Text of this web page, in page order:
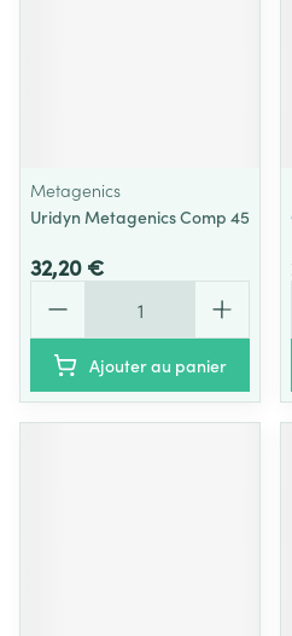
Metagenics
Uridyn Metagenics Comp 45
32,20 €
Ajouter au panier